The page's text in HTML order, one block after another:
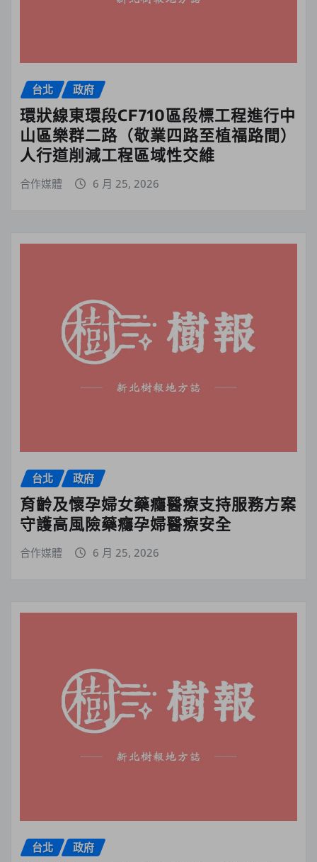
台北 政府
環狀線東環段CF710區段標工程進行中
山區樂群二路（敬業四路至植福路間）
人行道削減工程區域性交維
合作媒體 6 月 25, 2026
台北 政府
育齡及懷孕婦女藥癮醫療支持服務方案
守護高風險藥癮孕婦醫療安全
合作媒體 6 月 25, 2026
台北 政府